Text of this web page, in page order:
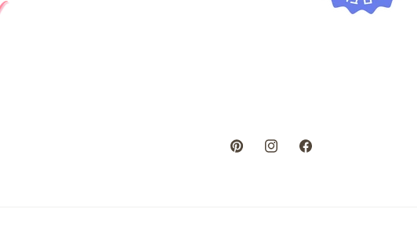
Facebook
Instagram
Pinterest